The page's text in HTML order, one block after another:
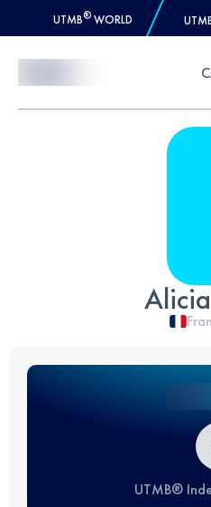
UTMB® WORLD
UTMB®